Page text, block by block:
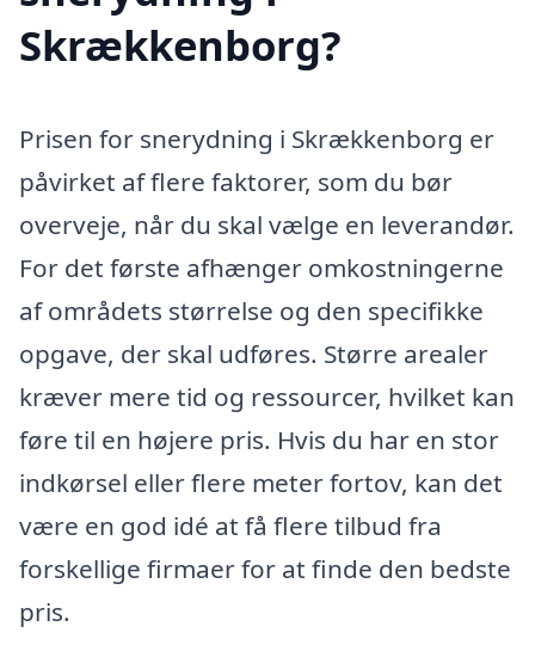
Skrækkenborg?
Prisen for snerydning i Skrækkenborg er
påvirket af flere faktorer, som du bør
overveje, når du skal vælge en leverandør.
For det første afhænger omkostningerne
af områdets størrelse og den specifikke
opgave, der skal udføres. Større arealer
kræver mere tid og ressourcer, hvilket kan
føre til en højere pris. Hvis du har en stor
indkørsel eller flere meter fortov, kan det
være en god idé at få flere tilbud fra
forskellige firmaer for at finde den bedste
pris.